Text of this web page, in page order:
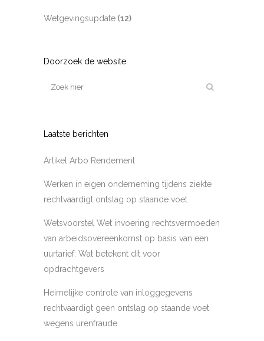
Wetgevingsupdate (12)
Doorzoek de website
Laatste berichten
Artikel Arbo Rendement
Werken in eigen onderneming tijdens ziekte
rechtvaardigt ontslag op staande voet
Wetsvoorstel Wet invoering rechtsvermoeden
van arbeidsovereenkomst op basis van een
uurtarief: Wat betekent dit voor
opdrachtgevers
Heimelijke controle van inloggegevens
rechtvaardigt geen ontslag op staande voet
wegens urenfraude